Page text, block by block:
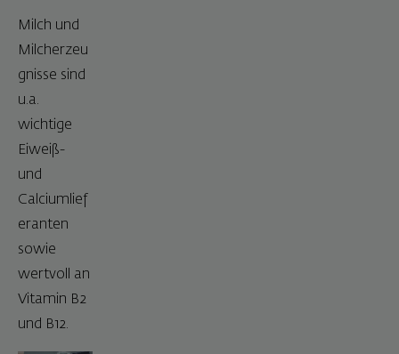
Milch und
Milcherzeu
gnisse sind
u.a.
wichtige
Eiweiß-
und
Calciumlief
eranten
sowie
wertvoll an
Vitamin B2
und B12.